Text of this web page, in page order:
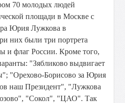
70 молодых людей
площади в Москве с
Юрия Лужкова в
них были три портрета
и флаг России. Кроме того,
"Зябликово выдвигает
"Орехово-Борисово за Юрия
наш Президент", "Лужкова
"Сокол", "ЦАО". Так